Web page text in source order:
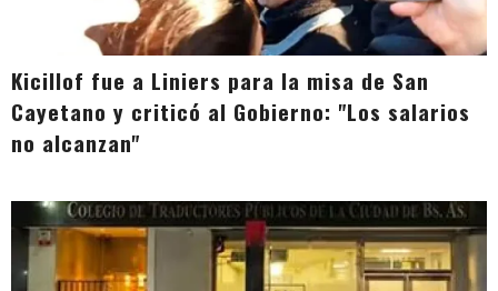
Kicillof fue a Liniers para la misa de San
Cayetano y criticó al Gobierno: "Los salarios
no alcanzan"